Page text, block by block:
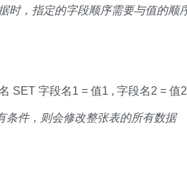
时，指定的字段顺序需要与值的顺
SET 字段名1 = 值1 , 字段名2 = 值
条件，则会修改整张表的所有数据